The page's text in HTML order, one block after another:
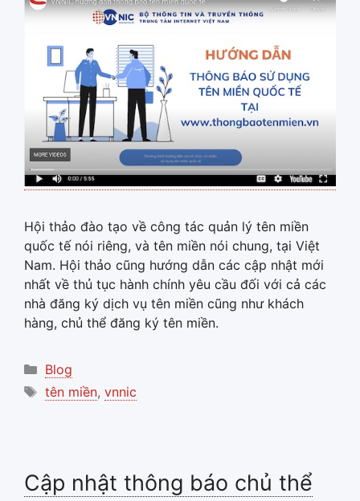
Hội thảo đào tạo về công tác quản lý tên miền
quốc tế nói riêng, và tên miền nói chung, tại Việt
Nam. Hội thảo cũng hướng dẫn các cập nhật mới
nhất về thủ tục hành chính yêu cầu đối với cả các
nhà đăng ký dịch vụ tên miền cũng như khách
hàng, chủ thể đăng ký tên miền.
Categories
Blog
Tags
tên miền, vnnic
Cập nhật thông báo chủ thể